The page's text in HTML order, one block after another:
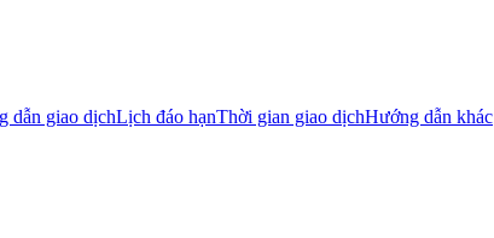
dẫn giao dịchLịch đáo hạnThời gian giao dịchHướng dẫn khác